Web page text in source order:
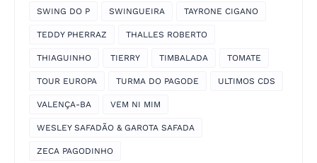
SWING DO P SWINGUEIRA TAYRONE CIGANO
TEDDY PHERRAZ THALLES ROBERTO
THIAGUINHO TIERRY TIMBALADA TOMATE
TOUR EUROPA TURMA DO PAGODE ULTIMOS CDS
VALENÇA-BA VEM NI MIM
WESLEY SAFADÃO & GAROTA SAFADA
ZECA PAGODINHO